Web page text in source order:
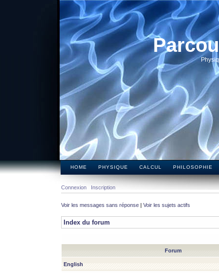
HOME PHYSIQUE CALCUL PHILOSOPHIE
Connexion Inscription
Voir les messages sans réponse | Voir les sujets actifs
Index du forum
Forum
English